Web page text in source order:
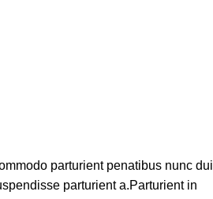
parturient penatibus nunc dui
parturient a.Parturient in